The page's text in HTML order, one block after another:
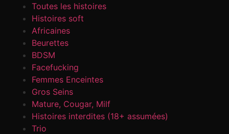
Toutes les histoires
Histoires soft
Africaines
Beurettes
BDSM
Facefucking
Femmes Enceintes
Gros Seins
Mature, Cougar, Milf
Histoires interdites (18+ assumées)
Trio